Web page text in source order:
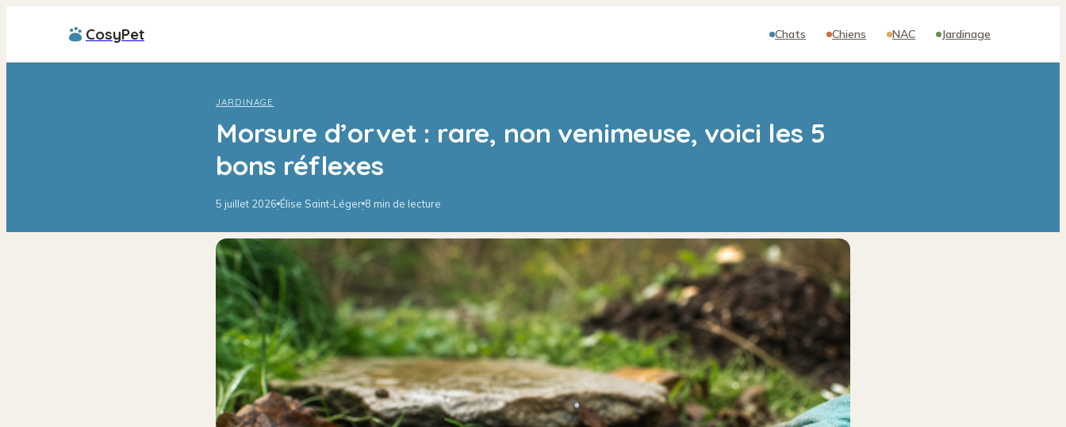
CosyPet Chats Chiens NAC Jardinage
JARDINAGE
Morsure d’orvet : rare, non venimeuse, voici les 5
bons réflexes
5 juillet 2026·Élise Saint-Léger·8 min de lecture